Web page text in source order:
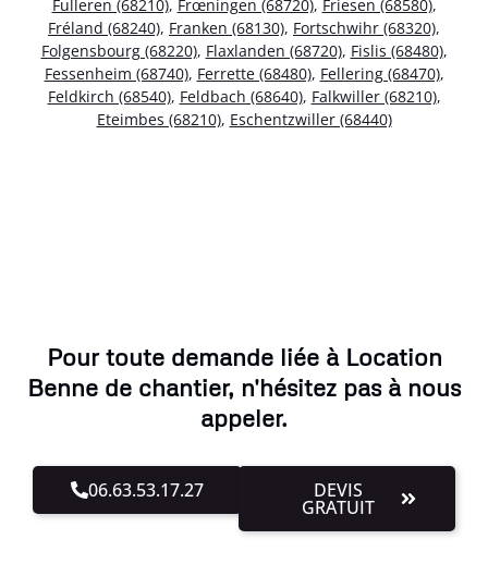
Fulleren (68210), Frœningen (68720), Friesen (68580),
Fréland (68240), Franken (68130), Fortschwihr (68320),
Folgensbourg (68220), Flaxlanden (68720), Fislis (68480),
Fessenheim (68740), Ferrette (68480), Fellering (68470),
Feldkirch (68540), Feldbach (68640), Falkwiller (68210),
Eteimbes (68210), Eschentzwiller (68440)
Pour toute demande liée à Location
Benne de chantier, n'hésitez pas à nous
appeler.
06.63.53.17.27 DEVIS
GRATUIT